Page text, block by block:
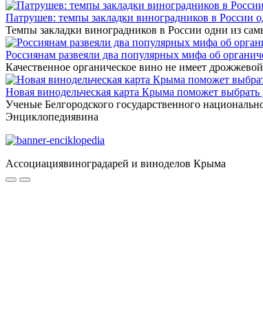
Патрушев: темпы закладки виноградников в России
Темпы закладки виноградников в России одни из
Россиянам развеяли два популярных мифа об
Качественное органическое вино не имеет
Новая винодельческая карта Крыма поможет
Ученые Белгородского государственного
Энциклопедиявина
Ассоциациявиноградарей и виноделов Крыма